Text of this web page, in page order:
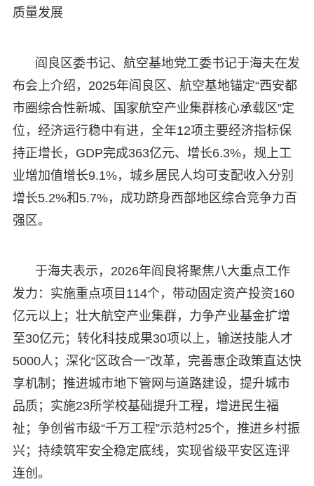
质量发展
阎良区委书记、航空基地党工委书记于海夫在发
布会上介绍，2025年阎良区、航空基地锚定“西安都
市圈综合性新城、国家航空产业集群核心承载区”定
位，经济运行稳中有进，全年12项主要经济指标保
持正增长，GDP完成363亿元、增长6.3%，规上工
业增加值增长9.1%，城乡居民人均可支配收入分别
增长5.2%和5.7%，成功跻身西部地区综合竞争力百
强区。
于海夫表示，2026年阎良将聚焦八大重点工作
发力：实施重点项目114个，带动固定资产投资160
亿元以上；壮大航空产业集群，力争产业基金扩增
至30亿元；转化科技成果30项以上，输送技能人才
5000人；深化“区政合一”改革，完善惠企政策直达快
享机制；推进城市地下管网与道路建设，提升城市
品质；实施23所学校基础提升工程，增进民生福
祉；争创省市级“千万工程”示范村25个，推进乡村振
兴；持续筑牢安全稳定底线，实现省级平安区连评
连创。